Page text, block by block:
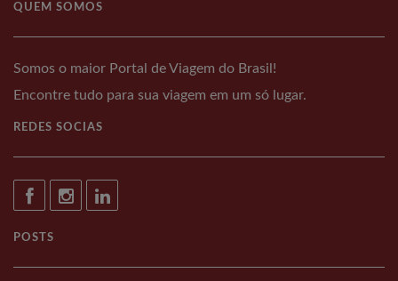
QUEM SOMOS
Somos o maior Portal de Viagem do Brasil!
Encontre tudo para sua viagem em um só lugar.
REDES SOCIAS
POSTS